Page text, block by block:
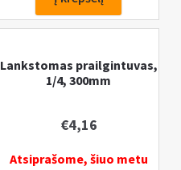
100mm,
V
Lankstomas prailgintuvas,
1/4, 300mm
€4,16
Atsiprašome, šiuo metu